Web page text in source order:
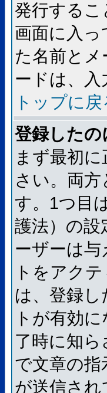
発行する
画面に入
た名前と
ードは、
トップに戻
登録した
まず最初
さい。両
す。1つ目
護法）の設
ーザーは
トをアク
は、登録
トが有効
了時に知
で文章の
が送信さ